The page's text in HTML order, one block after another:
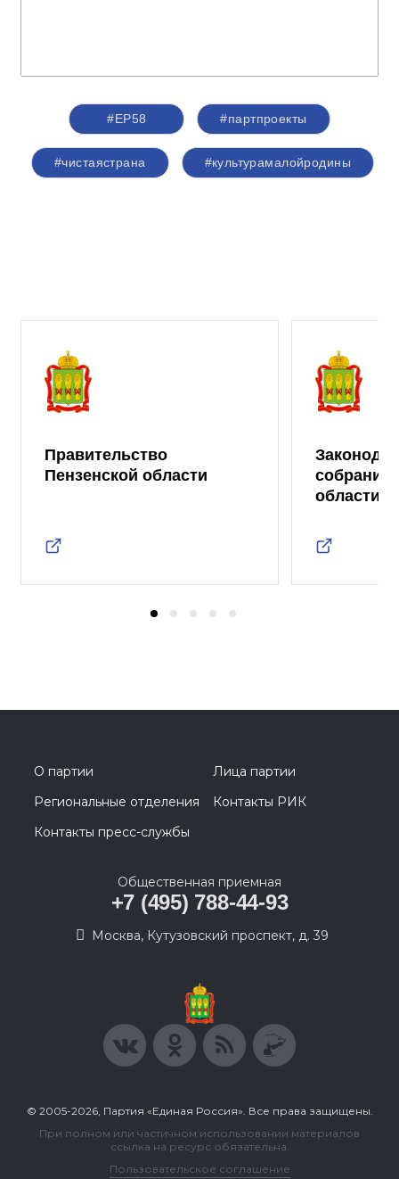
#ЕР58 #партпроекты
#чистаястрана #культурамалойродины
Правительство
Пензенской области
собрание
области
О партии
Лица партии
Региональные отделения
Контакты РИК
Контакты пресс-службы
Общественная приемная
+7 (495) 788-44-93
Москва, Кутузовский проспект, д. 39
© 2005-2026, Партия «Единая Россия». Все права защищены.
При полном или частичном использовании материалов
ссылка на ресурс обязательна.
Пользовательское соглашение